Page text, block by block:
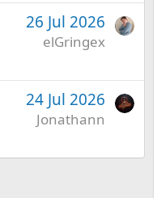
26 Jul 2026
elGringex
24 Jul 2026
Jonathann